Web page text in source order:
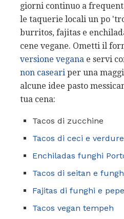
giorni continuo a
le taquerie locali un po
burritos, fajitas e
cene vegane. Ometti il
versione vegana e servi
non caseari per una
alcune idee pasto
tua cena:
Tacos di zucchine
Tacos di ceci e verdure
Enchiladas funghi
Tacos di seitan e
Fajitas di funghi e
Tacos vegan tempeh